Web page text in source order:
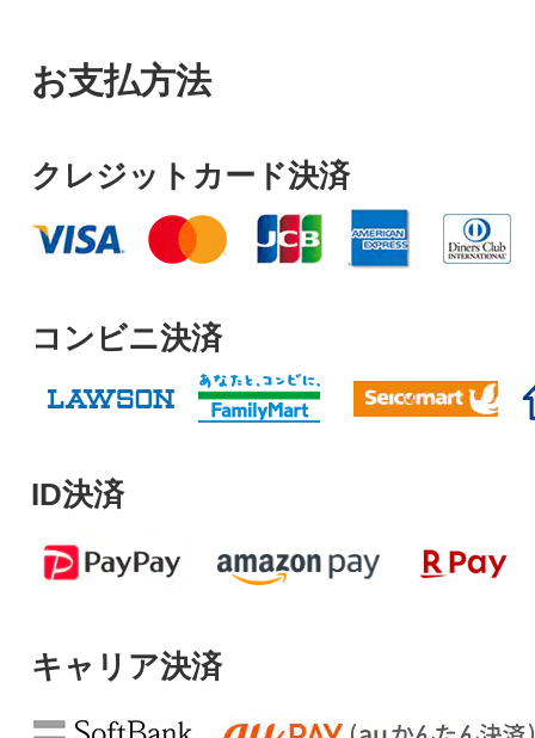
お支払方法
クレジットカード決済
コンビニ決済
ID決済
キャリア決済